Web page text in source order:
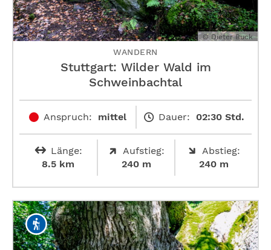
© Dieter Buck
WANDERN
Stuttgart: Wilder Wald im
Schweinbachtal
Anspruch: mittel Dauer: 02:30 Std.
Länge:
8.5 km
Aufstieg:
240 m
Abstieg:
240 m